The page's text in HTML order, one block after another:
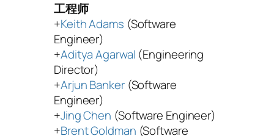
工程师
+Keith Adams (Software
Engineer)
+Aditya Agarwal (Engineering
Director)
+Arjun Banker(Software
Engineer)
+Jing Chen (Software Engineer)
+Brent Goldman (Software